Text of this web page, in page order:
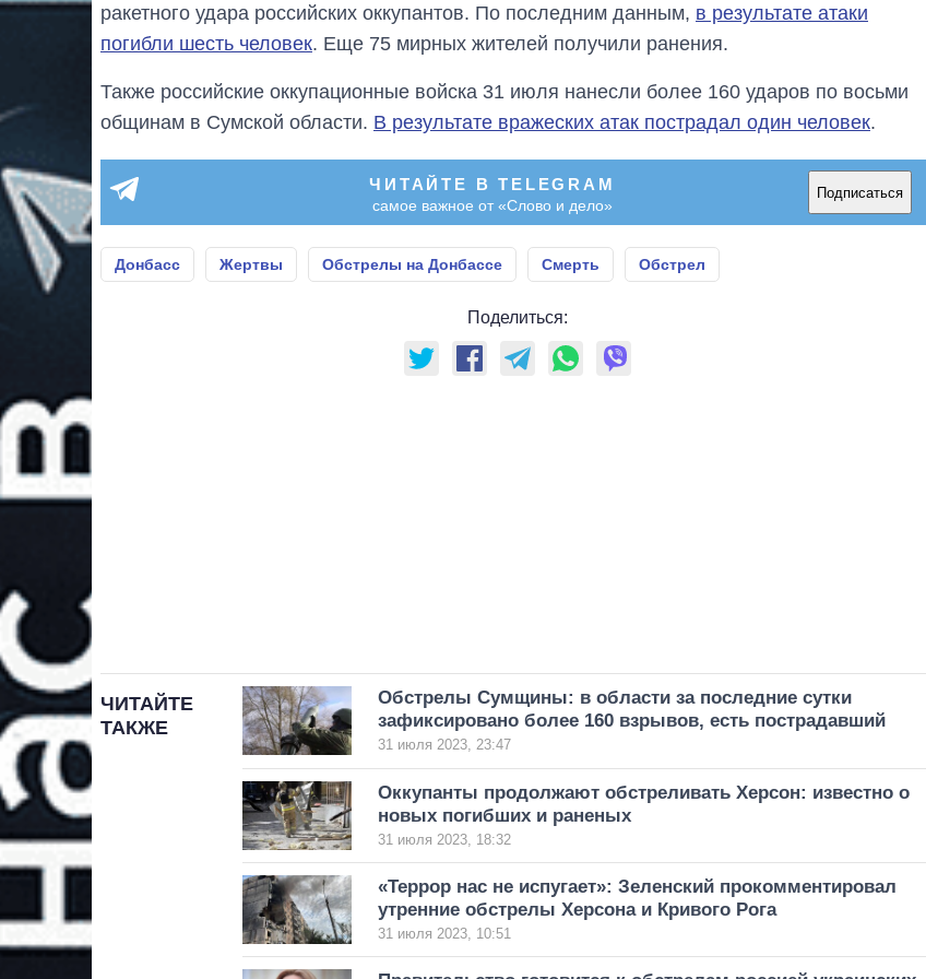
ракетного удара российских оккупантов. По последним данным, в результате атаки
погибли шесть человек. Еще 75 мирных жителей получили ранения.
Также российские оккупационные войска 31 июля нанесли более 160 ударов по восьми
общинам в Сумской области. В результате вражеских атак пострадал один человек.
ЧИТАЙТЕ В TELEGRAM
самое важное от «Слово и дело»
Подписаться
Донбасс Жертвы Обстрелы на Донбассе Смерть Обстрел
Поделиться:
ЧИТАЙТЕ
ТАКЖЕ
Обстрелы Сумщины: в области за последние сутки
зафиксировано более 160 взрывов, есть пострадавший
31 июля 2023, 23:47
Оккупанты продолжают обстреливать Херсон: известно о
новых погибших и раненых
31 июля 2023, 18:32
«Террор нас не испугает»: Зеленский прокомментировал
утренние обстрелы Херсона и Кривого Рога
31 июля 2023, 10:51
магистратуру и